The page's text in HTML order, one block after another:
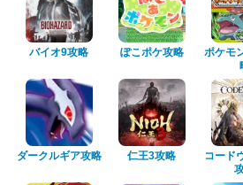
バイオ9攻略 ぽこポケ攻略
ポケモ
ダークルギア攻略 仁王3攻略
コード